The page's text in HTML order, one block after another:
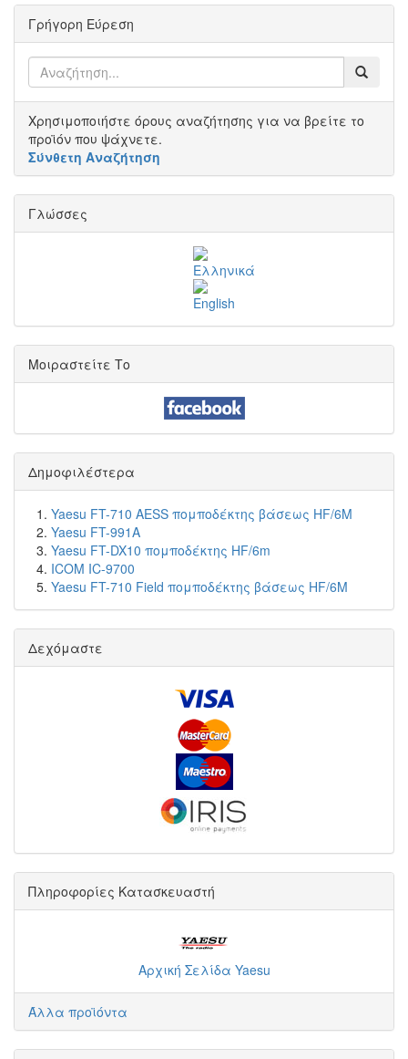
Γρήγορη Εύρεση
Χρησιμοποιήστε όρους αναζήτησης για να βρείτε το
προϊόν που ψάχνετε.
Σύνθετη Αναζήτηση
Γλώσσες
Μοιραστείτε Το
Δημοφιλέστερα
Yaesu FT-710 AESS πομποδέκτης βάσεως HF/6M
Yaesu FT-991A
Yaesu FT-DX10 πομποδέκτης HF/6m
ICOM IC-9700
Yaesu FT-710 Field πομποδέκτης βάσεως HF/6M
Δεχόμαστε
Πληροφορίες Κατασκευαστή
Αρχική Σελίδα Yaesu
Άλλα προϊόντα